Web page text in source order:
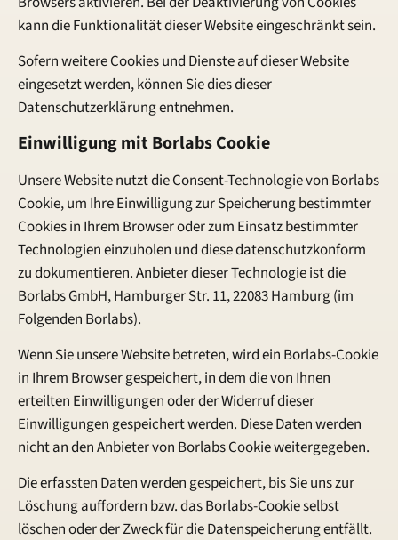
kann die Funktionalität dieser Website eingeschränkt sein.
Sofern weitere Cookies und Dienste auf dieser Website
eingesetzt werden, können Sie dies dieser
Datenschutzerklärung entnehmen.
Einwilligung mit Borlabs Cookie
Unsere Website nutzt die Consent-Technologie von Borlabs
Cookie, um Ihre Einwilligung zur Speicherung bestimmter
Cookies in Ihrem Browser oder zum Einsatz bestimmter
Technologien einzuholen und diese datenschutzkonform
zu dokumentieren. Anbieter dieser Technologie ist die
Borlabs GmbH, Hamburger Str. 11, 22083 Hamburg (im
Folgenden Borlabs).
Wenn Sie unsere Website betreten, wird ein Borlabs-Cookie
in Ihrem Browser gespeichert, in dem die von Ihnen
erteilten Einwilligungen oder der Widerruf dieser
Einwilligungen gespeichert werden. Diese Daten werden
nicht an den Anbieter von Borlabs Cookie weitergegeben.
Die erfassten Daten werden gespeichert, bis Sie uns zur
Löschung auffordern bzw. das Borlabs-Cookie selbst
löschen oder der Zweck für die Datenspeicherung entfällt.